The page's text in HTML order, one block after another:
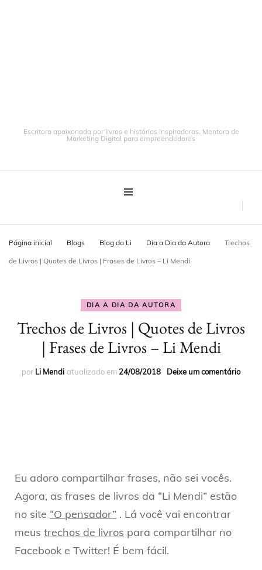
Escritora apaixonada por livros e histórias inspiradoras. Mentora de
Marketing Digital para empreendedores
Página inicial Blogs Blog da Li Dia a Dia da Autora Trechos
de Livros | Quotes de Livros | Frases de Livros – Li Mendi
DIA A DIA DA AUTORA
Trechos de Livros | Quotes de Livros
| Frases de Livros – Li Mendi
por Li Mendi atualizado em 24/08/2018 Deixe um comentário
Eu adoro compartilhar frases, não sei vocês.
Agora, as frases de livros da “Li Mendi” estão
no site “O pensador” . Lá você vai encontrar
meus trechos de livros para compartilhar no
Facebook e Twitter! É bem fácil.